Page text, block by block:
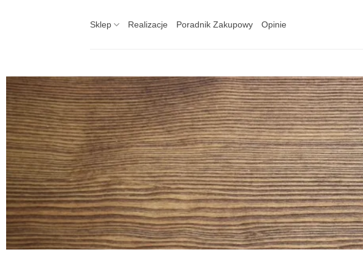
Sklep Realizacje Poradnik Zakupowy Opinie